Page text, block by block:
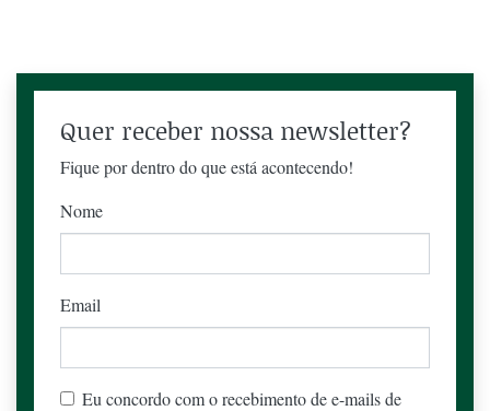
Quer receber nossa newsletter?
Fique por dentro do que está acontecendo!
Nome
Email
Eu concordo com o recebimento de e-mails de